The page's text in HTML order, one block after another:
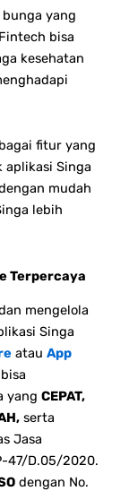
yang
bisa
kesehatan
fitur yang
aplikasi Singa
mudah
lebih
Terpercaya
mengelola
Singa
atau App
yang CEPAT,
serta
Jasa
47/D.05/2020.
dengan No.